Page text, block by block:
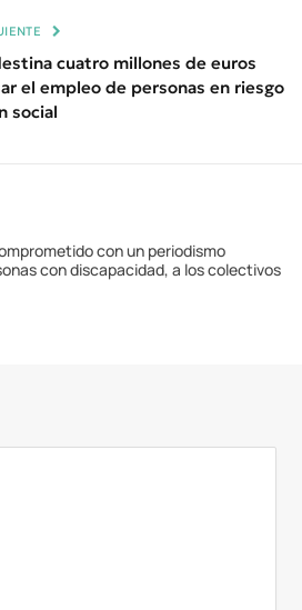
cuatro millones de euros
el empleo de personas en riesgo
social
con un periodismo
con discapacidad, a los colectivos